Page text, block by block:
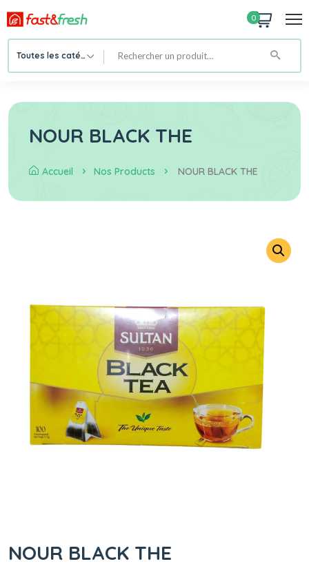
0
Toutes les catégories
NOUR BLACK THE
Accueil Nos Products NOUR BLACK THE
NOUR BLACK THE